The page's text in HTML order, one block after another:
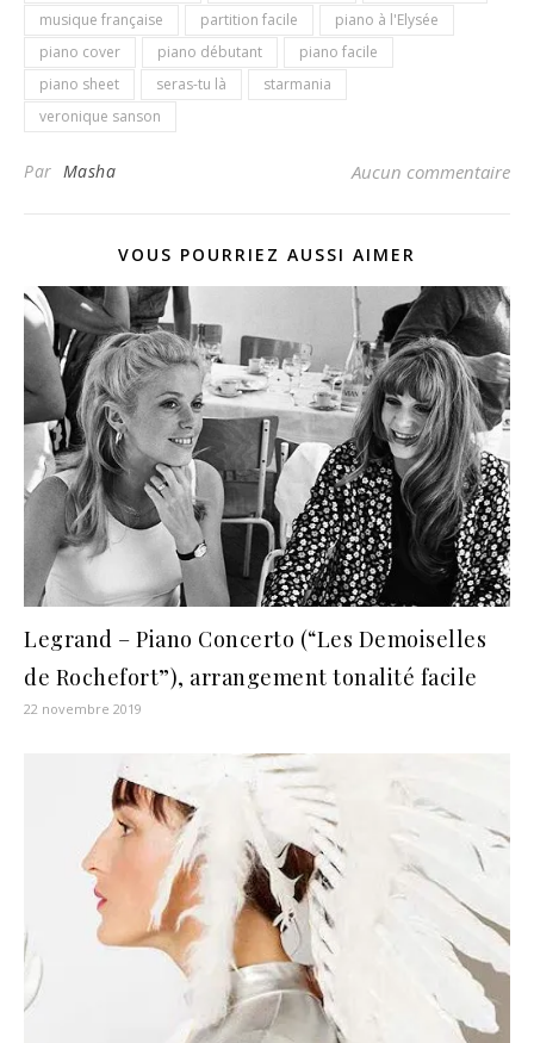
musique française partition facile
piano à l'Elysée
piano cover
piano débutant
piano facile
piano sheet
seras-tu là
starmania
veronique sanson
Par Masha Aucun commentaire
VOUS POURRIEZ AUSSI AIMER
Legrand – Piano Concerto (“Les Demoiselles
de Rochefort”), arrangement tonalité facile
22 novembre 2019